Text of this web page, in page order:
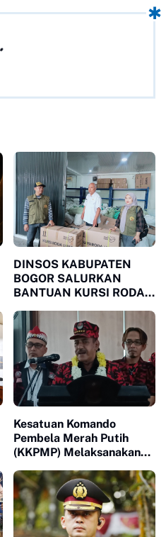
DINSOS KABUPATEN
BOGOR SALURKAN
BANTUAN KURSI RODA
JAWAB KEBUTUHAN
WARGA MEGAMENDUNG
DAN CIOMAS
Kesatuan Komando
Pembela Merah Putih
(KKPMP) Melaksanakan